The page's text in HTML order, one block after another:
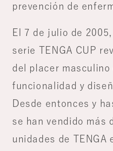
prevención de
El 7 de julio de
serie TENGA CUP
del placer masculino
funcionalidad y
Desde entonces y
se han vendido más
unidades de TENGA